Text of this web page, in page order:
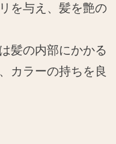
を与え、髪を艶の
髪の内部にかかる
カラーの持ちを良